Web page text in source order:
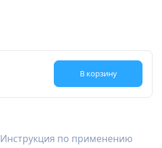
В корзину
Инструкция по применению